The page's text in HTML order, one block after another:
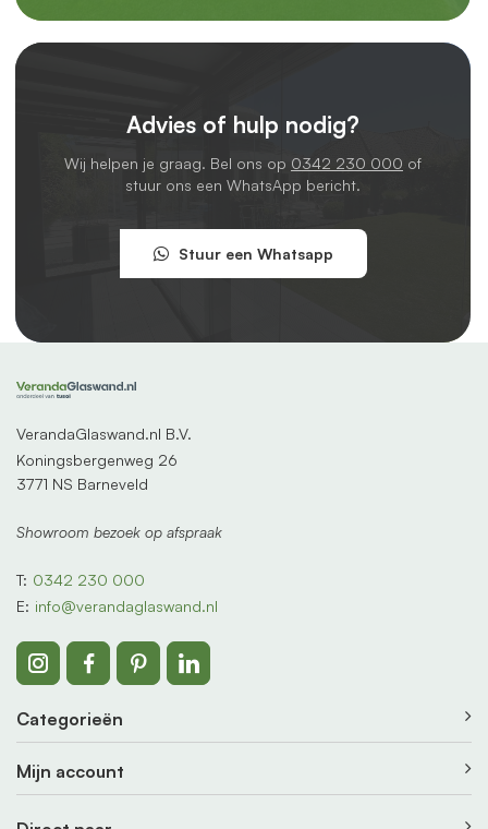
Advies of hulp nodig?
Wij helpen je graag. Bel ons op 0342 230 000 of
stuur ons een WhatsApp bericht.
Stuur een Whatsapp
VerandaGlaswand.nl B.V.
Koningsbergenweg 26
3771 NS Barneveld
Showroom bezoek op afspraak
T: 0342 230 000
E: info@verandaglaswand.nl
Categorieën
Mijn account